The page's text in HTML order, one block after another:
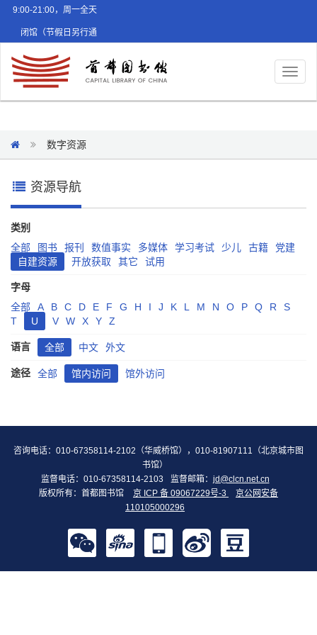
9:00-21:00，周一全天
闭馆（节假日另行通
数字资源
资源导航
类别
全部
图书 报刊 数值事实 多媒体 学习考试 少儿 古籍
党建
自建资源
开放获取 其它 试用
字母
全部
A B C D E F G H I J K L M N O P Q R
S
T
U V W X Y Z
语言 全部 中文 外文
途径 全部 馆内访问 馆外访问
咨询电话：010-67358114-2102（华威桥馆），010-81907111（北京城市图
书馆）
监督电话：010-67358114-2103
监督邮箱： jd@clcn.net.cn
版权所有：首都图书馆
京 ICP 备 09067229号-3
京公网安备
110105000296